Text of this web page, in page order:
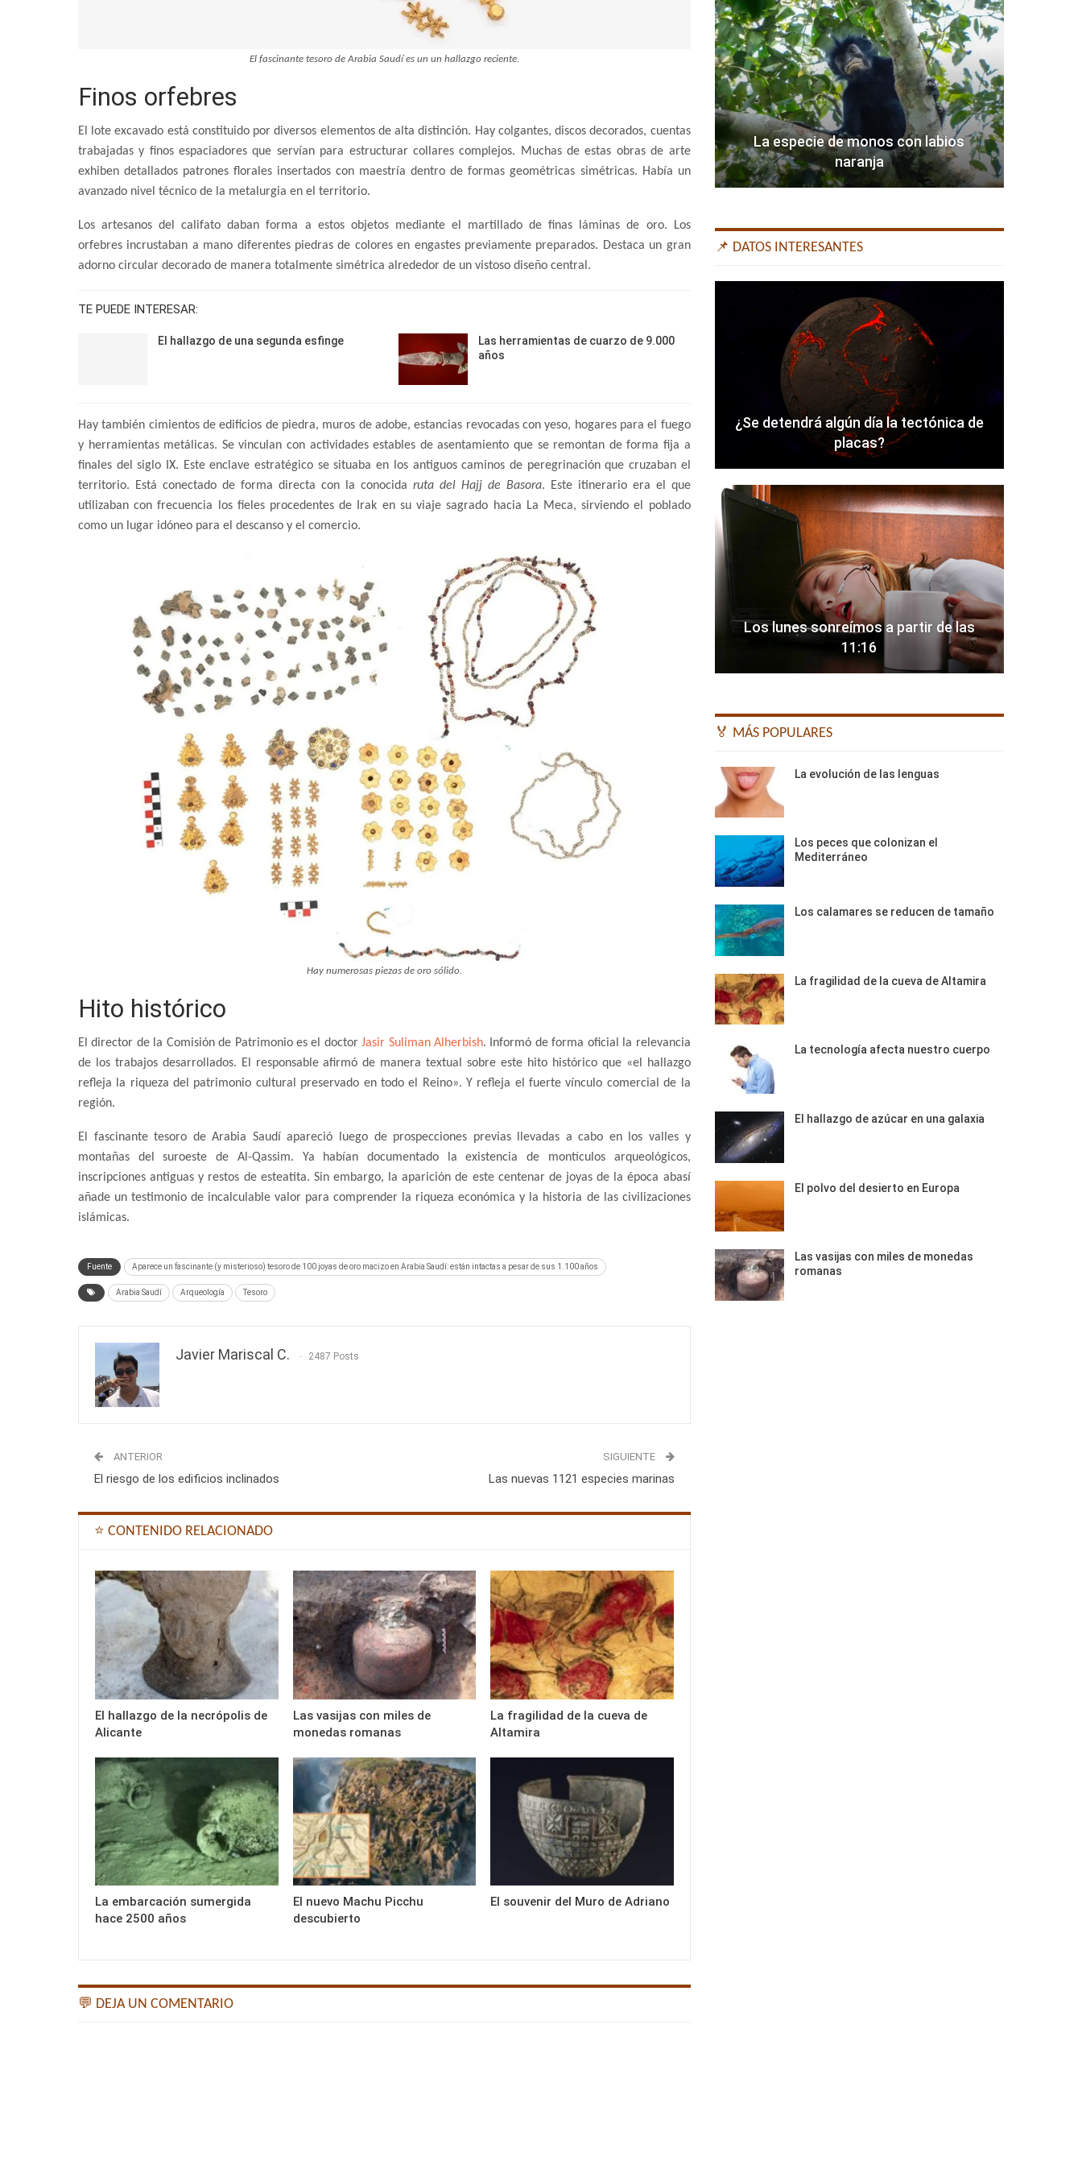
El fascinante tesoro de Arabia Saudí es un un hallazgo reciente.
Finos orfebres
El lote excavado está constituido por diversos elementos de alta distinción. Hay colgantes, discos decorados, cuentas
trabajadas y finos espaciadores que servían para estructurar collares complejos. Muchas de estas obras de arte
exhiben detallados patrones florales insertados con maestría dentro de formas geométricas simétricas. Había un
avanzado nivel técnico de la metalurgia en el territorio.
Los artesanos delcalifato daban forma a estos objetos mediante el martillado de finas láminas de oro. Los
orfebres incrustaban a mano diferentes piedras de colores en engastes previamente preparados. Destaca un gran
adorno circular decorado de manera totalmente simétrica alrededor de un vistoso diseño central.
TE PUEDE INTERESAR:
El hallazgo de una segunda esfinge
Las herramientas de cuarzo de 9.000
años
Hay también cimientos de edificios de piedra, muros de adobe, estancias revocadas con yeso, hogares para el fuego
y herramientas metálicas. Se vinculan con actividades estables de asentamiento que se remontan de forma fija a
finales delsiglo IX. Este enclave estratégico se situaba en los antiguos caminos de peregrinaciónque cruzaban el
territorio. Está conectado de forma directa con la conocida ruta del Hajj de Basora. Este itinerario era el que
utilizaban con frecuencia los fieles procedentes de Irak en su viaje sagrado hacia La Meca, sirviendo el poblado
como un lugar idóneo para el descanso y el comercio.
Hay numerosas piezas de oro sólido.
Hito histórico
El director de la Comisión de Patrimonio es el doctorJasir Suliman Alherbish. Informó de forma oficial la relevancia
de los trabajos desarrollados. El responsable afirmó de manera textual sobre este hito histórico que «el hallazgo
refleja la riqueza del patrimonio cultural preservado en todo el Reino». Y refleja el fuerte vínculo comercial de la
región.
El fascinante tesoro de Arabia Saudí apareció luego de prospecciones previas llevadas a cabo en los valles y
montañas del suroeste de Al-Qassim. Ya habían documentado la existencia de montículos arqueológicos,
inscripciones antiguas y restos de esteatita. Sin embargo, la aparición de este centenar de joyas de la época abasí
añade un testimonio de incalculable valor para comprender la riqueza económica y la historia de las civilizaciones
islámicas.
Fuente Aparece un fascinante (y misterioso) tesoro de 100 joyas de oro macizo en Arabia Saudí: están intactas a pesar de sus 1.100 años
Arabia Saudí Arqueología Tesoro
Javier Mariscal C. 2487 Posts
ANTERIOR
El riesgo de los edificios inclinados
SIGUIENTE
Las nuevas 1121 especies marinas
⭐ CONTENIDO RELACIONADO
El hallazgo de la necrópolis de
Alicante
Las vasijas con miles de
monedas romanas
La fragilidad de la cueva de
Altamira
La embarcación sumergida
hace 2500 años
El nuevo Machu Picchu
descubierto
El souvenir del Muro de Adriano
💬 DEJA UN COMENTARIO
La especie de monos con labios
naranja
📌 DATOS INTERESANTES
¿Se detendrá algún día la tectónica de
placas?
Los lunes sonreímos a partir de las
11:16
🏅 MÁS POPULARES
La evolución de las lenguas
Los peces que colonizan el
Mediterráneo
Los calamares se reducen de tamaño
La fragilidad de la cueva de Altamira
La tecnología afecta nuestro cuerpo
El hallazgo de azúcar en una galaxia
El polvo del desierto en Europa
Las vasijas con miles de monedas
romanas